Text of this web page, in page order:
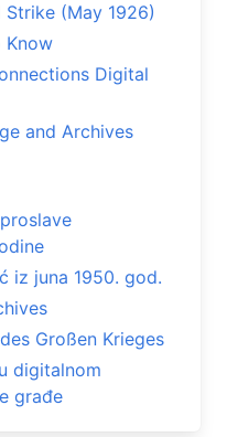
(May 1926)
Know
Digital
and Archives
iz juna 1950. god.
Großen Krieges
digitalnom
građe